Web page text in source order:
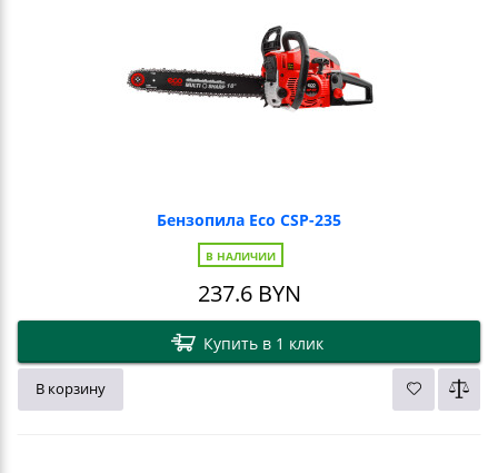
Бензопила Eco CSP-235
В НАЛИЧИИ
237.6BYN
Купить в 1 клик
В корзину